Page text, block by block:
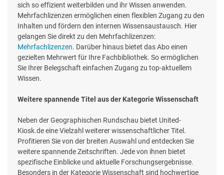
sich so effizient weiterbilden und ihr Wissen anwenden.
Mehrfachlizenzen ermöglichen einen flexiblen Zugang zu den
Inhalten und fördern den internen Wissensaustausch. Hier
gelangen Sie direkt zu den Mehrfachlizenzen:
Mehrfachlizenzen. Darüber hinaus bietet das Abo einen
gezielten Mehrwert für Ihre Fachbibliothek. So ermöglichen
Sie Ihrer Belegschaft einfachen Zugang zu top-aktuellem
Wissen.
Weitere spannende Titel aus der Kategorie Wissenschaft
Neben der Geographischen Rundschau bietet United-
Kiosk.de eine Vielzahl weiterer wissenschaftlicher Titel.
Profitieren Sie von der breiten Auswahl und entdecken Sie
weitere spannende Zeitschriften. Jede von ihnen bietet
spezifische Einblicke und aktuelle Forschungsergebnisse.
Besonders in der Kategorie Wissenschaft sind hochwertige